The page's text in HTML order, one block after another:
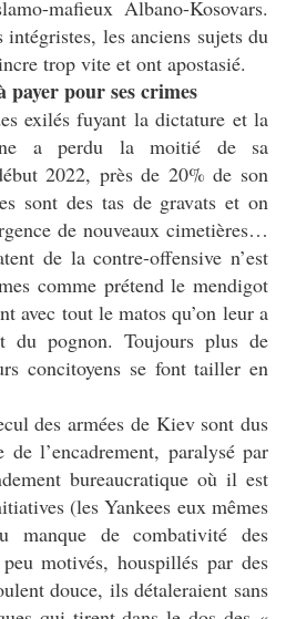
mafieux Albano-Kosovars.
intégristes, les anciens sujets du
trop vite et ont apostasié.
payer pour ses crimes
exilés fuyant la dictature et la
a perdu la moitié de sa
2022, près de 20% de son
sont des tas de gravats et on
de nouveaux cimetières…
de la contre-offensive n’est
comme prétend le mendigot
avec tout le matos qu’on leur a
du pognon. Toujours plus de
concitoyens se font tailler en
des armées de Kiev sont dus
de l’encadrement, paralysé par
bureaucratique où il est
(les Yankees eux mêmes
manque de combativité des
motivés, houspillés par des
douce, ils détaleraient sans